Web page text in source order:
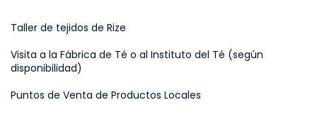
Taller de tejidos de Rize
Visita a la Fábrica de Té o al Instituto del Té (según
disponibilidad)
Puntos de Venta de Productos Locales